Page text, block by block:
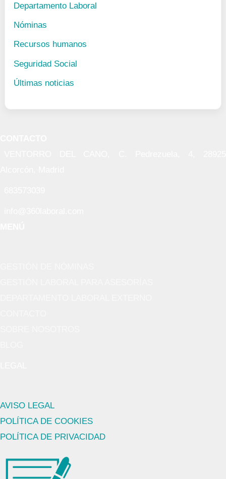
Departamento Laboral
Nóminas
Recursos humanos
Seguridad Social
Últimas noticias
AVISO LEGAL
POLÍTICA DE COOKIES
POLÍTICA DE PRIVACIDAD